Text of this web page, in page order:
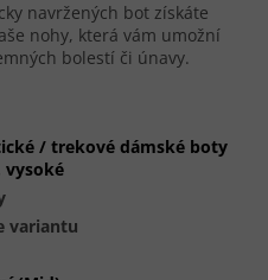
navržených bot získáte
nohy, která vám umožní
bolestí či únavy.
/ trekové dámské boty
vysoké
variantu